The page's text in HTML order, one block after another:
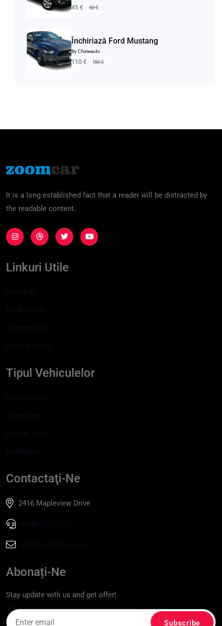
45 € 60 €
Închiriază Ford Mustang
By Chirieauto
110 € 150 €
It is a long established fact that a reader will be distracted by
the readable content.
Linkuri Utile
About Us
My Account
Champaigns
Privacy Policy
Tipul Vehiculelor
All Vehicles
Crossovers
Pickup Truck
Hatchback
Contactaţi-Ne
2416 Mapleview Drive
+999 22 33 555
info@example.com
Abonați-Ne
Stay update with us and get offer!